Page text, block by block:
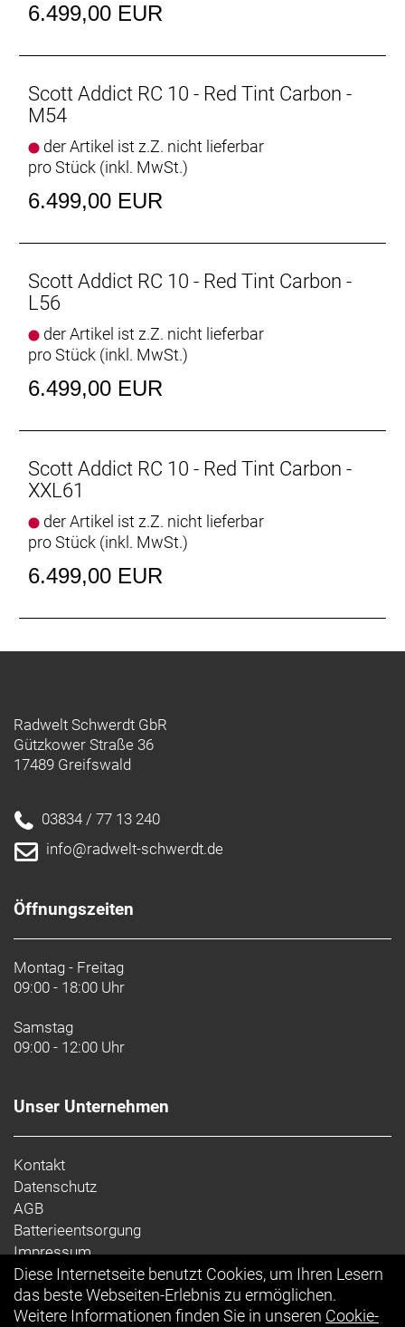
6.499,00 EUR
Scott Addict RC 10 - Red Tint Carbon -
M54
der Artikel ist z.Z. nicht lieferbar
pro Stück (inkl. MwSt.)
6.499,00 EUR
Scott Addict RC 10 - Red Tint Carbon -
L56
der Artikel ist z.Z. nicht lieferbar
pro Stück (inkl. MwSt.)
6.499,00 EUR
Scott Addict RC 10 - Red Tint Carbon -
XXL61
der Artikel ist z.Z. nicht lieferbar
pro Stück (inkl. MwSt.)
6.499,00 EUR
Radwelt Schwerdt GbR
Gützkower Straße 36
17489 Greifswald
03834 / 77 13 240
info@radwelt-schwerdt.de
Öffnungszeiten
Montag - Freitag
09:00 - 18:00 Uhr
Samstag
09:00 - 12:00 Uhr
Unser Unternehmen
Kontakt
Datenschutz
AGB
Batterieentsorgung
Impressum
Ihr Einkauf
Diese Internetseite benutzt Cookies, um Ihren Lesern
das beste Webseiten-Erlebnis zu ermöglichen.
Weitere Informationen finden Sie in unseren Cookie-